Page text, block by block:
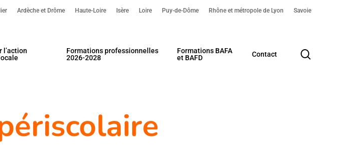
Ardèche et Drôme Haute-Loire Isère Loire Puy-de-Dôme Rhône et métropole de Lyon Savoie
l’action
Formations professionnelles
2026-2028
Formations BAFA
et BAFD
Contact